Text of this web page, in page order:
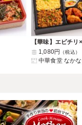
1,080円 （税込）
中華食堂 なかな